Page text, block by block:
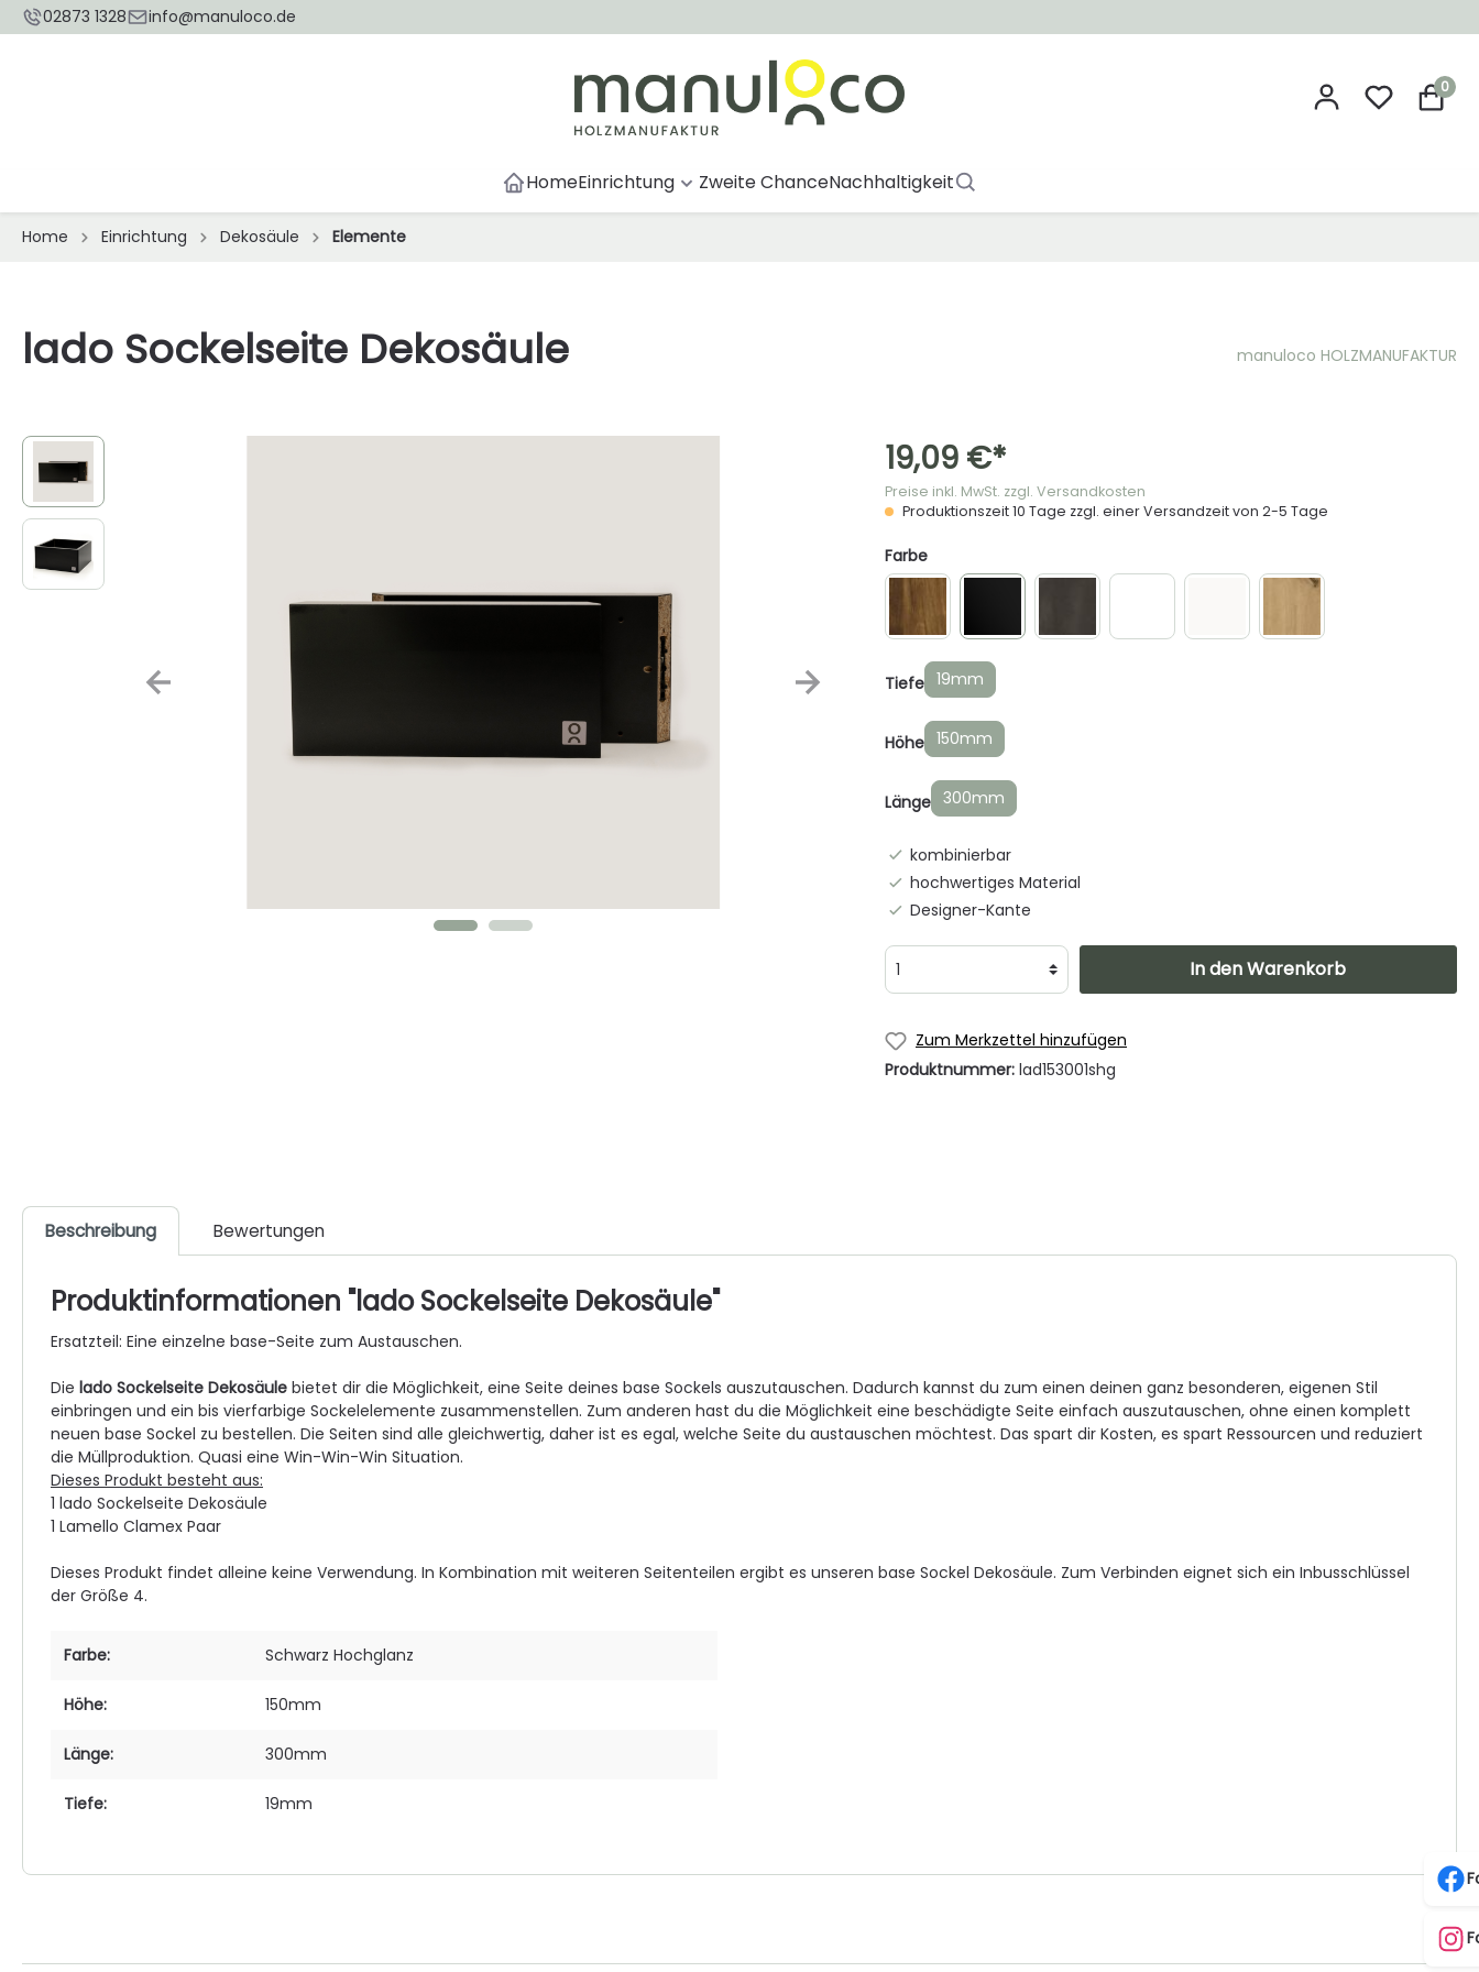
02873 1328 info@manuloco.de
0
HomeEinrichtung Zweite ChanceNachhaltigkeit
Home Einrichtung Dekosäule Elemente
lado Sockelseite Dekosäule manuloco HOLZMANUFAKTUR
19,09 €*
Preise inkl. MwSt. zzgl. Versandkosten
Produktionszeit 10 Tage zzgl. einer Versandzeit von 2-5 Tage
Farbe
Tiefe 19mm
Höhe 150mm
Länge 300mm
kombinierbar
hochwertiges Material
Designer-Kante
In den Warenkorb
Zum Merkzettel hinzufügen
Produktnummer: lad153001shg
Beschreibung Bewertungen
Produktinformationen "lado Sockelseite Dekosäule"
Ersatzteil: Eine einzelne base-Seite zum Austauschen.
Die lado Sockelseite Dekosäule bietet dir die Möglichkeit, eine Seite deines base Sockels auszutauschen. Dadurch kannst du zum einen deinen ganz besonderen, eigenen Stil
einbringen und ein bis vierfarbige Sockelelemente zusammenstellen. Zum anderen hast du die Möglichkeit eine beschädigte Seite einfach auszutauschen, ohne einen komplett
neuen base Sockel zu bestellen. Die Seiten sind alle gleichwertig, daher ist es egal, welche Seite du austauschen möchtest. Das spart dir Kosten, es spart Ressourcen und reduziert
die Müllproduktion. Quasi eine Win-Win-Win Situation.
Dieses Produkt besteht aus:
1 lado Sockelseite Dekosäule
1 Lamello Clamex Paar
Dieses Produkt findet alleine keine Verwendung. In Kombination mit weiteren Seitenteilen ergibt es unseren base Sockel Dekosäule. Zum Verbinden eignet sich ein Inbusschlüssel
der Größe 4.
Farbe: Schwarz Hochglanz
Höhe: 150mm
Länge: 300mm
Tiefe: 19mm